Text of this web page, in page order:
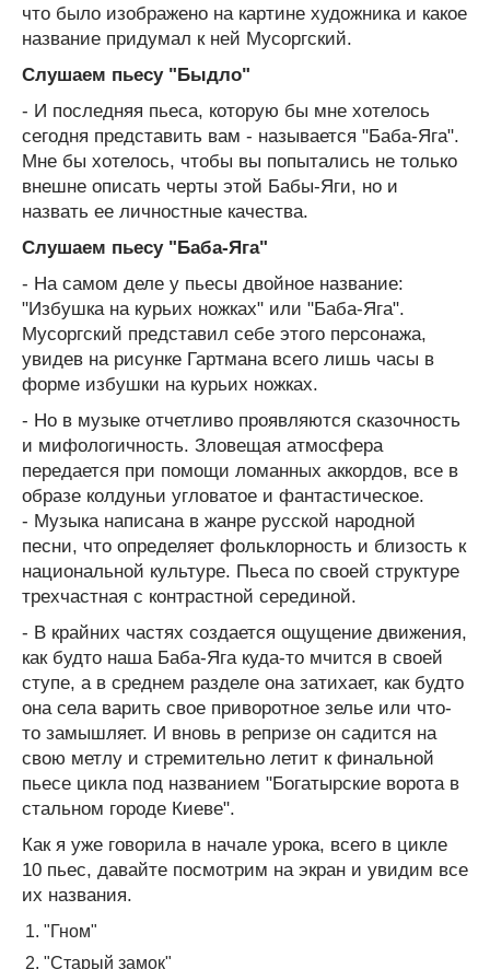
что было изображено на картине художника и какое
название придумал к ней Мусоргский.
Слушаем пьесу "Быдло"
- И последняя пьеса, которую бы мне хотелось
сегодня представить вам - называется "Баба-Яга".
Мне бы хотелось, чтобы вы попытались не только
внешне описать черты этой Бабы-Яги, но и
назвать ее личностные качества.
Слушаем пьесу "Баба-Яга"
- На самом деле у пьесы двойное название:
"Избушка на курьих ножках" или "Баба-Яга".
Мусоргский представил себе этого персонажа,
увидев на рисунке Гартмана всего лишь часы в
форме избушки на курьих ножках.
- Но в музыке отчетливо проявляются сказочность
и мифологичность. Зловещая атмосфера
передается при помощи ломанных аккордов, все в
образе колдуньи угловатое и фантастическое.
- Музыка написана в жанре русской народной
песни, что определяет фольклорность и близость к
национальной культуре. Пьеса по своей структуре
трехчастная с контрастной серединой.
- В крайних частях создается ощущение движения,
как будто наша Баба-Яга куда-то мчится в своей
ступе, а в среднем разделе она затихает, как будто
она села варить свое приворотное зелье или что-
то замышляет. И вновь в репризе он садится на
свою метлу и стремительно летит к финальной
пьесе цикла под названием "Богатырские ворота в
стальном городе Киеве".
Как я уже говорила в начале урока, всего в цикле
10 пьес, давайте посмотрим на экран и увидим все
их названия.
"Гном"
"Старый замок"